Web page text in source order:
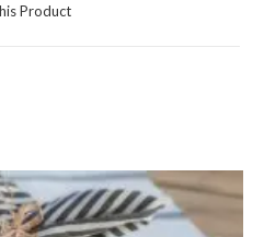
Product